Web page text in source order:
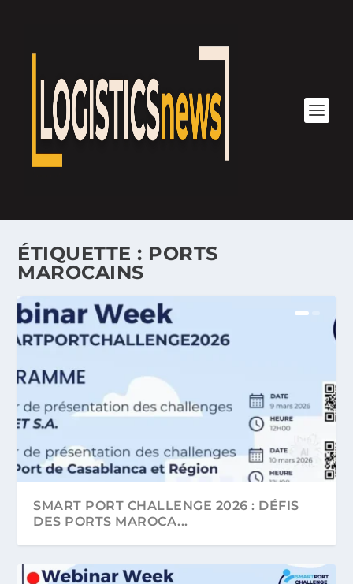
ÉTIQUETTE : PORTS
MAROCAINS
SMART PORT CHALLENGE 2026 : DÉFIS
DES PORTS MAROCA...